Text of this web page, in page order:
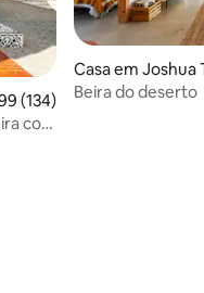
média de 4,99 em
(134)
com
Casa em Joshua
Beira do deserto